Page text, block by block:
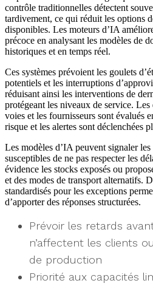
contrôle traditionnelles détectent
tardivement, ce qui réduit les options
disponibles. Les moteurs d’IA
précoce en analysant les modèles de
historiques et en temps réel.
Ces systèmes prévoient les goulets
potentiels et les interruptions
réduisant ainsi les interventions de
protégeant les niveaux de service.
voies et les fournisseurs sont évalués
risque et les alertes sont déclenchées
Les modèles d’IA peuvent signaler
susceptibles de ne pas respecter les
évidence les stocks exposés ou
et des modes de transport alternatifs.
standardisés pour les exceptions
d’apporter des réponses structurées.
Prévoir les retards
n’affectent les clients
de production
Priorité aux capacités